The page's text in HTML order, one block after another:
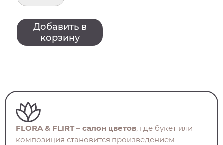
Добавить в
корзину
FLORA & FLIRT – салон цветов, где букет или
композиция становится произведением